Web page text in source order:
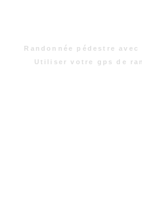
Randonnée pédestre
Utiliser votre gps de